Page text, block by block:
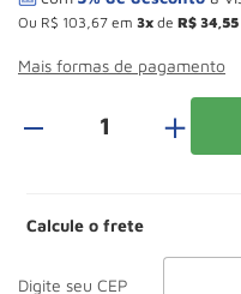
Ou R$ 103 67 em 3 de R$ 34 55
Mais formas de pagamento
＋
Calcule o frete
10º Roda